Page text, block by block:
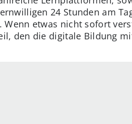
24 Stunden am
etwas nicht sofort
den die digitale Bildung